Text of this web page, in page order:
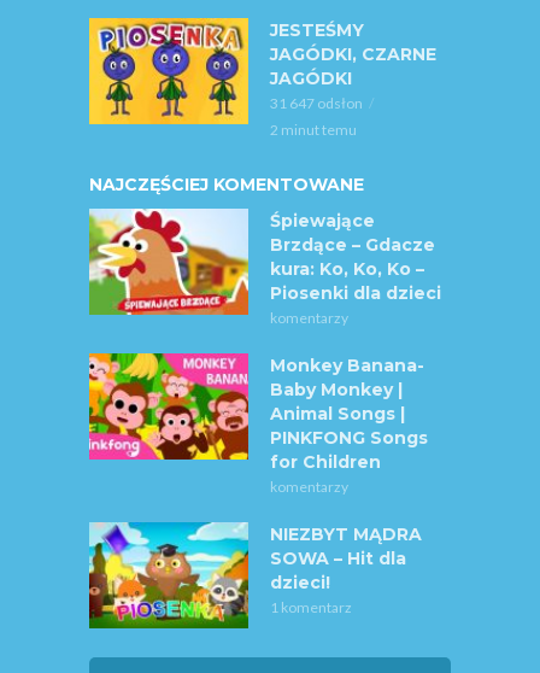
JESTEŚMY
JAGÓDKI, CZARNE
JAGÓDKI
31 647 odsłon
2 minut temu
NAJCZĘŚCIEJ KOMENTOWANE
Śpiewające
Brzdące – Gdacze
kura: Ko, Ko, Ko –
Piosenki dla dzieci
komentarzy
Monkey Banana-
Baby Monkey |
Animal Songs |
PINKFONG Songs
for Children
komentarzy
NIEZBYT MĄDRA
SOWA – Hit dla
dzieci!
1 komentarz